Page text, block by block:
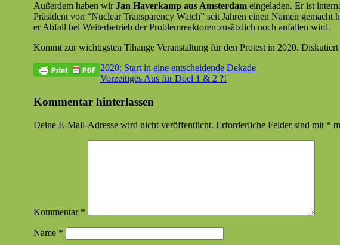
Außer­dem haben wirJan Haverkamp aus Ams­ter­dam ein­ge­laden. Er ist
Präsi­dent von “Nuclear Trans­paren­cy Watch” seit Jahren einen Namen
er Abfall bei Weit­er­be­trieb der Prob­lem­reak­toren zusät­zlich noch anfall­en wird.
Kommt zur wichtig­sten Tihange Ver­anstal­tung für den Protest in 2020.
Atomkraft
Beitragsnavigation
Vorheriger
Beitrag:
2020: Start in eine entscheidende Dekade
Nächster
Vorzeitiges Aus für Doel 1 & 2 ?!
Kommentar hinterlassen
Deine E-Mail-Adresse wird nicht veröffentlicht. Erforderliche Felder sind mit *
Kommentar *
Name *